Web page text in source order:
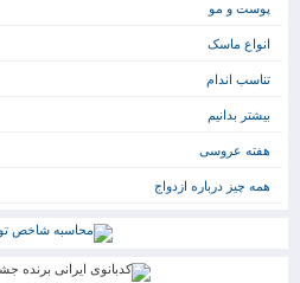
پوست و مو
انواع ماسک
تناسب اندام
بیشتر بدانیم
هفته عروسی
همه چیز درباره ازدواج